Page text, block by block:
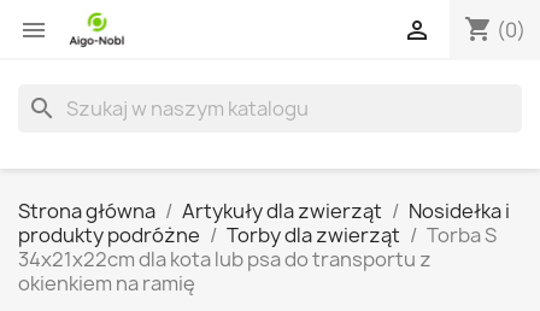
 shopping_cart (0)

search
Strona główna Artykuły dla zwierząt
Nosidełka i
produkty podróżne
Torby dla zwierząt
Torba S
34x21x22cm dla kota lub psa do transportu z
okienkiem na ramię